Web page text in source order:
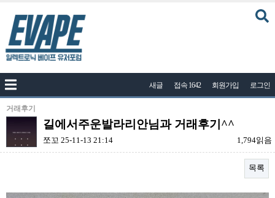
공지사항
나눔이벤트
자유게시판
질문답변
건의게시판
새글 접속 1642 회원가입 로그인
거래후기
길에서주운발라리안님과 거래후기^^
쪼꼬 25-11-13 21:14 1,794읽음
목록